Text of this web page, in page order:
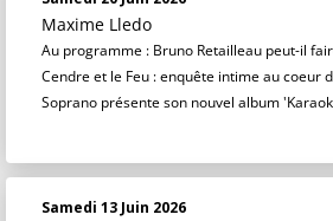
Maxime Lledo
Au programme : Bruno Retailleau peut-il
Cendre et le Feu : enquête intime au coeur
Soprano présente son nouvel album
Samedi 13 Juin 2026